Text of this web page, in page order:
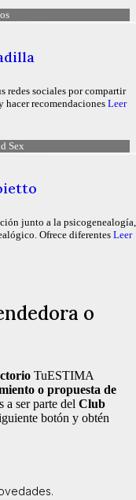
redes sociales por compartir
hacer recomendacionesLeer
Sex
junto a la psicogenealogía,
Ofrece diferentes Leer
o
TuESTIMA
o propuesta de
a ser parte del Club
botón y obtén